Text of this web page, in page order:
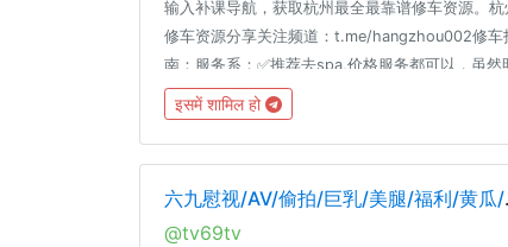
输入补课导航，获取杭州最全最靠谱修车资源。杭
修车资源分享关注频道：t.me/hangzhou002修车
南：服务系：✅推荐去spa,价格服务都可以，虽然
说没有大活，但是跟技师聊聊基本可以做的快餐系
✅推荐去红灯区，一般10分钟左右，进去就是提枪
阵，价格100～200左右✅老司机推荐：群里老司
去踩雷。当然还是要自己判断，不排除有虚假资源
虚假资源欢迎在群里曝光。
इसमें शामिल हो
六九
@tv69tv